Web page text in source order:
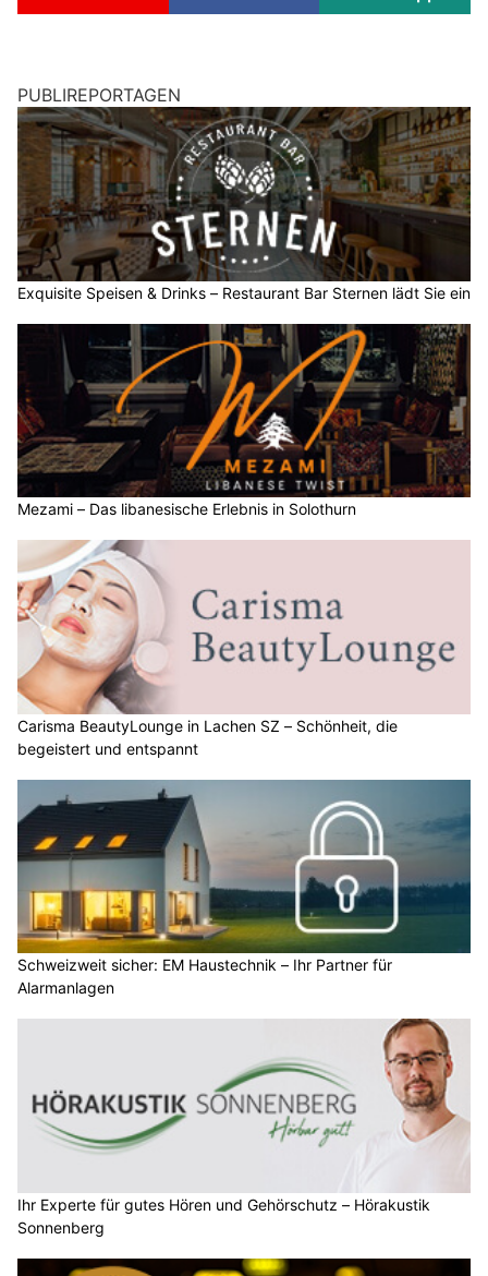
PUBLIREPORTAGEN
Exquisite Speisen & Drinks – Restaurant Bar Sternen lädt Sie ein
Mezami – Das libanesische Erlebnis in Solothurn
Carisma BeautyLounge in Lachen SZ – Schönheit, die
begeistert und entspannt
Schweizweit sicher: EM Haustechnik – Ihr Partner für
Alarmanlagen
Ihr Experte für gutes Hören und Gehörschutz – Hörakustik
Sonnenberg